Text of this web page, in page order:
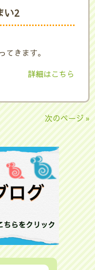
い2
てきます。
詳細はこちら
次のページ »